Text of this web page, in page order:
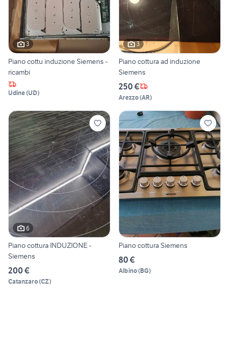
3
Piano cottu induzione Siemens -
ricambi
Udine(UD)
3
Piano cottura ad induzione
Siemens
250 €
Arezzo(AR)
6
Piano cottura INDUZIONE -
Siemens
200 €
Catanzaro(CZ)
Piano cottura Siemens
80 €
Albino(BG)